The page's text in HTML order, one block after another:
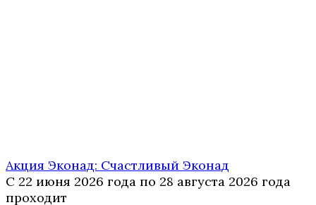
Акция Эконад: Счастливый Эконад
С 22 июня 2026 года по 28 августа 2026 года
проходит